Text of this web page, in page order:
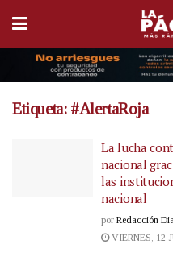
Etiqueta: #AlertaRoja
La lucha
nacional
las
nacional
por Redacción
VIERNES, 12